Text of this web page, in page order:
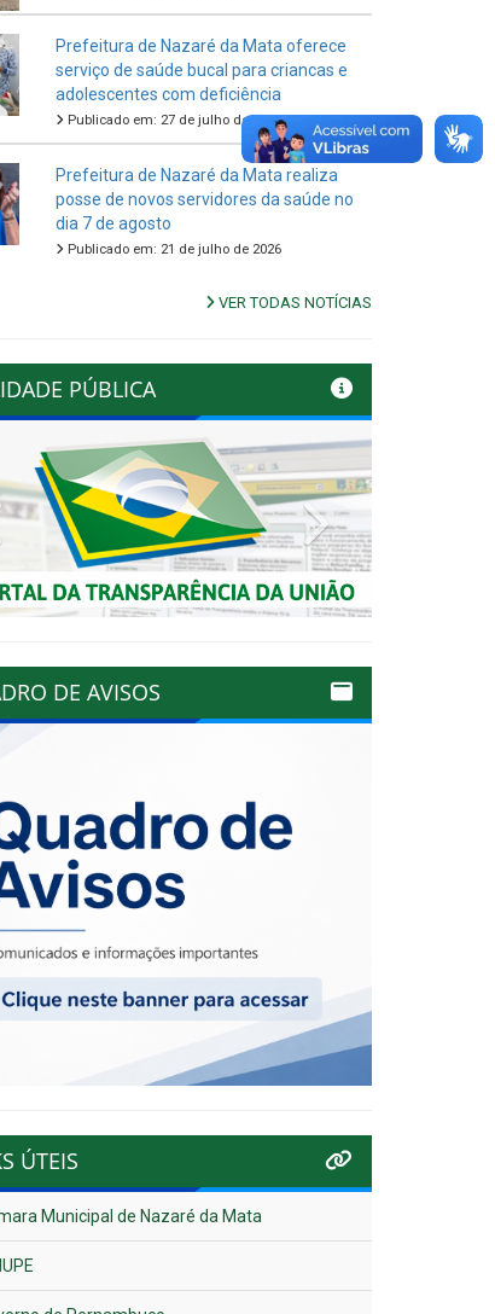
Prefeitura de Nazaré da Mata oferece
serviço de saúde bucal para criancas e
adolescentes com deficiência
Publicado em: 27 de julho de 2026
Prefeitura de Nazaré da Mata realiza
posse de novos servidores da saúde no
dia 7 de agosto
Publicado em: 21 de julho de 2026
VER TODAS NOTÍCIAS
PÚBLICA
Previous Next
DE AVISOS
ÚTEIS
Municipal de Nazaré da Mata